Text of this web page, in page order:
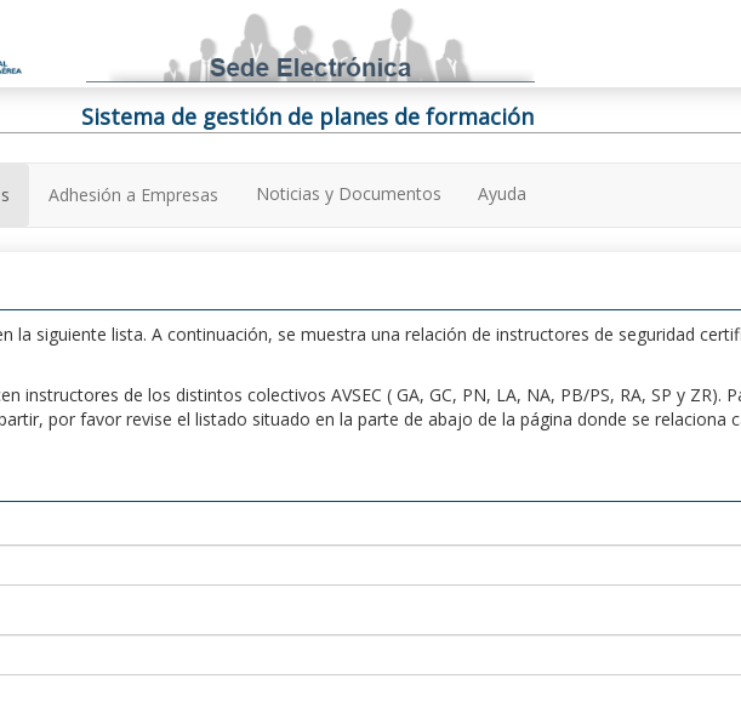
Sistema de gestión de planes de formación
Adhesión a Empresas Noticias y Documentos Ayuda
la siguiente lista. A continuación, se muestra una relación de instructores de seguridad
instructores de los distintos colectivos AVSEC ( GA, GC, PN, LA, NA, PB/PS, RA, SP y ZR).
por favor revise el listado situado en la parte de abajo de la página donde se relaciona